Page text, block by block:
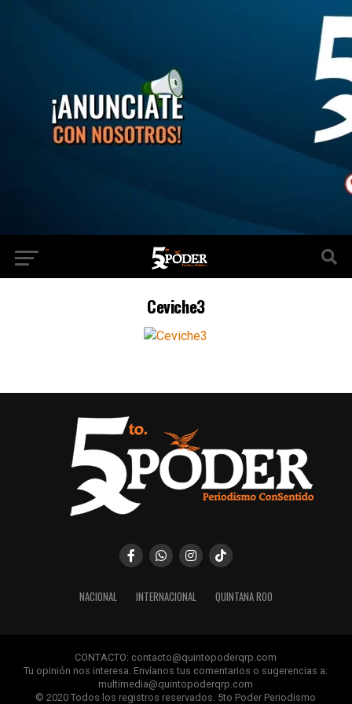
Ceviche3
NACIONAL INTERNACIONAL QUINTANA ROO
CONTACTO: contacto@quintopoderqrp.com
Tu opinión nos interesa. Envíanos tus comentarios o sugerencias a:
multimedia@quintopoderqrp.com
© 2020 Todos los registros reservados. 5to Poder Periodismo